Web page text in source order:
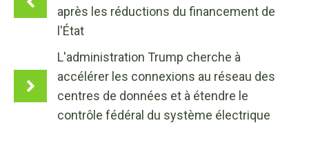
après les réductions du financement de
l'État
L'administration Trump cherche à
accélérer les connexions au réseau des
centres de données et à étendre le
contrôle fédéral du système électrique